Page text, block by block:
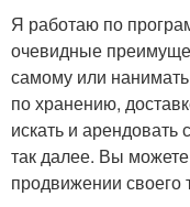
Я работаю по
очевидные
самому или
по хранению,
искать и арендовать
так далее. Вы
продвижении своего